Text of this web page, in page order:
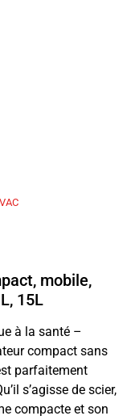
mobile,
15L
à la santé –
compact sans
parfaitement
s’agisse de scier,
compacte et son